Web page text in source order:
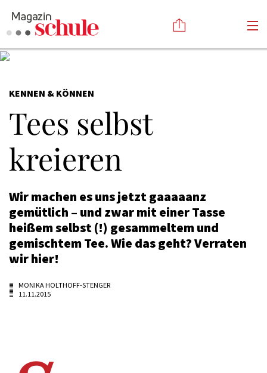
Online-Magazin
Newsletter
Mediadaten
Kontakt
Impressum
Kommentieren
Abonnieren
Anmelden
KENNEN & KÖNNEN
Tees selbst
kreieren
Wir machen es uns jetzt gaaaaanz
gemütlich – und zwar mit einer Tasse
heißem selbst (!) gesammeltem und
gemischtem Tee. Wie das geht? Verraten
wir hier!
MONIKA HOLTHOFF-STENGER
11.11.2015